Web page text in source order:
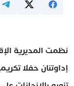
نظمت المديرية
إداوتنان حفلا